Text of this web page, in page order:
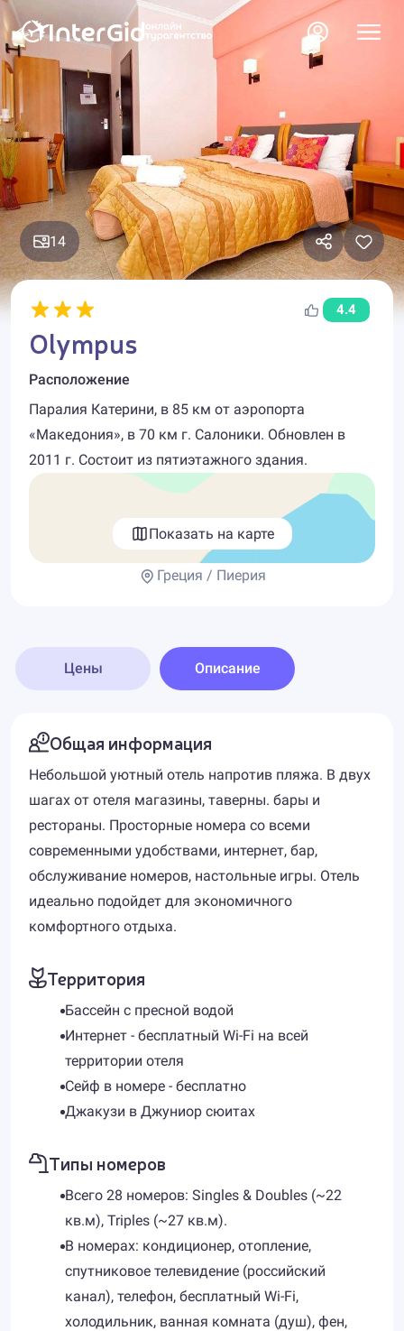
14
4.4
Olympus
Расположение
Паралия Катерини, в 85 км от аэропорта
«Македония», в 70 км г. Салоники. Обновлен в
2011 г. Состоит из пятиэтажного здания.
Показать на карте
Греция / Пиерия
Цены Описание
Общая информация
Небольшой уютный отель напротив пляжа. В двух
шагах от отеля магазины, таверны. бары и
рестораны. Просторные номера со всеми
современными удобствами, интернет, бар,
обслуживание номеров, настольные игры. Отель
идеально подойдет для экономичного
комфортного отдыха.
Территория
Бассейн с пресной водой
Интернет - бесплатный Wi-Fi на всей
территории отеля
Сейф в номере - бесплатно
Джакузи в Джуниор сюитах
Типы номеров
Всего 28 номеров: Singles & Doubles (~22
кв.м), Triples (~27 кв.м).
В номерах: кондиционер, отопление,
спутниковое телевидение (российский
канал), телефон, бесплатный Wi-Fi,
холодильник, ванная комната (душ), фен,